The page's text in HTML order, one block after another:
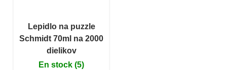
Lepidlo na puzzle
Schmidt 70ml na 2000
dielikov
En stock (5)